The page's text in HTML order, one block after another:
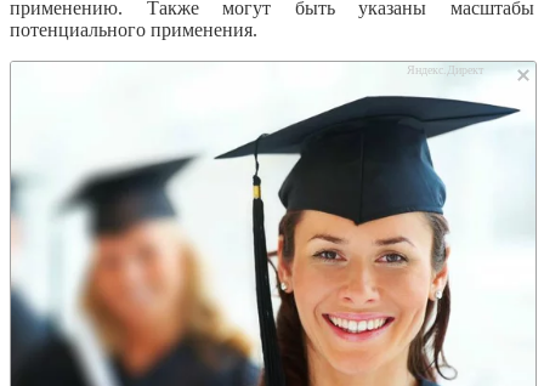
применению. Также могут быть указаны масштабы
потенциального применения.
Яндекс.Директ